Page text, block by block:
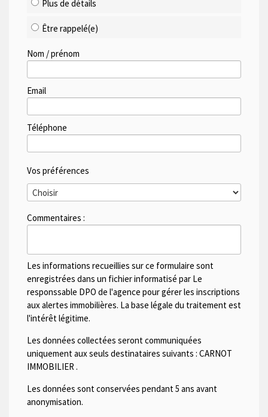
Plus de détails
Être rappelé(e)
Nom / prénom
Email
Téléphone
Vos préférences
Commentaires :
Les informations recueillies sur ce formulaire sont
enregistrées dans un fichier informatisé par Le
responssable DPO de l'agence pour gérer les inscriptions
aux alertes immobilières. La base légale du traitement est
l'intérêt légitime.
Les données collectées seront communiquées
uniquement aux seuls destinataires suivants : CARNOT
IMMOBILIER .
Les données sont conservées pendant 5 ans avant
anonymisation.